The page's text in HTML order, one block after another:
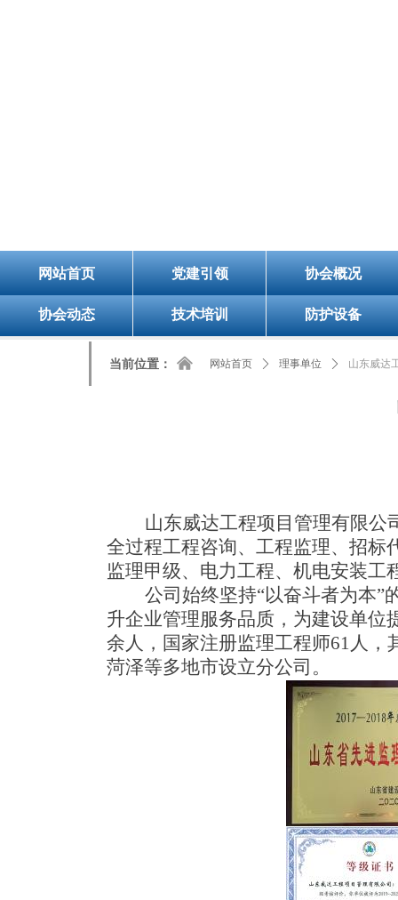
网站首页 党建引领 协会概况
协会动态 技术培训 防护设备
山东威达工程项目管理有限公
全过程工程咨询、工程监理、招标
监理甲级、电力工程、机电安装工
公司始终坚持“以奋斗者为本”
升企业管理服务品质，为建设单位
余人，国家注册监理工程师61人，
菏泽等多地市设立分公司。
当前位置： 낀 网站首页 ꄲ 理事单位 ꄲ 山东威达